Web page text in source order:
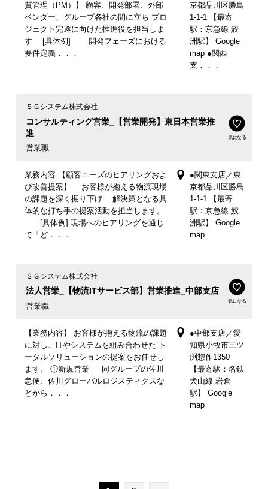
質管理（PM）】 顧客、開発部署、外部
ベンダー、グループ各社の間に立ち プロ
ジェクト完遂に向けた推進役を担当しま
す [具体例] 開発フェーズにおける
要件定義．．．
京都品川区勝島
1-1-1 【最寄
駅：京急線 鮫
洲駅】 Google
map ●関西
支．．．
コンサルティング営業_【営業開発】東日本営業推
進
営業職
ＳＧシステム株式会社
気になる
業務内容 【顧客ニーズのヒアリングおよ
び改善提案】 お客様が抱える物流現場
の課題を深く掘り下げ 解決策となる具
体的な打ち手の提案活動を担当します。
[具体例] 現場へのヒアリングを通じ
て「ど．．．
●関東支店／東
京都品川区勝島
1-1-1 【最寄
駅：京急線 鮫
洲駅】 Google
map
法人営業_【物流ITサービス部】営業推進_中部支店
営業職
ＳＧシステム株式会社
気になる
【業務内容】 お客様が抱える物流の課題
に対し、ITやシステムを組み合わせた ト
ータルソリューションの提案をお任せし
ます。 ①新規営業 同グループの佐川
急便、佐川グローバルロジスティクスな
どから．．．
●中部支店／愛
知県小牧市三ツ
渕惣作1350
【最寄駅：名鉄
犬山線 岩倉
駅】 Google
map